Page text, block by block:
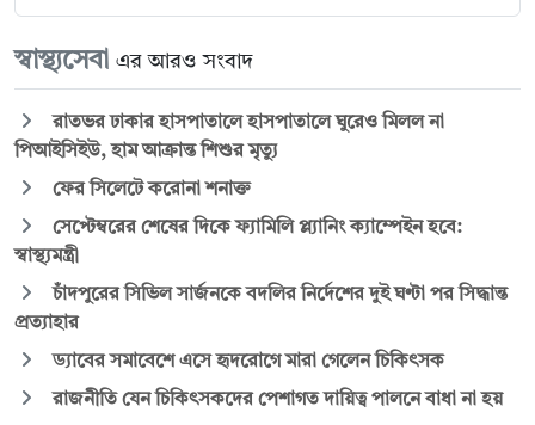
স্বাস্থ্যসেবা এর আরও সংবাদ
রাতভর ঢাকার হাসপাতালে হাসপাতালে ঘুরেও মিলল না
পিআইসিইউ, হাম আক্রান্ত শিশুর মৃত্যু
ফের সিলেটে করোনা শনাক্ত
সেপ্টেম্বরের শেষের দিকে ফ্যামিলি প্ল্যানিং ক্যাম্পেইন হবে:
স্বাস্থ্যমন্ত্রী
চাঁদপুরের সিভিল সার্জনকে বদলির নির্দেশের দুই ঘণ্টা পর সিদ্ধান্ত
প্রত্যাহার
ড্যাবের সমাবেশে এসে হৃদরোগে মারা গেলেন চিকিৎসক
রাজনীতি যেন চিকিৎসকদের পেশাগত দায়িত্ব পালনে বাধা না হয়